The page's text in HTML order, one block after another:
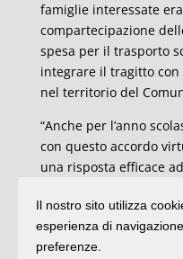
famiglie interessate
compartecipazione
spesa per il trasporto
integrare il tragitto con
nel territorio del
“Anche per l’anno
con questo accordo
una risposta efficace
servizi educativi del
– Un’esigenza
l’aumento del numero
Il nostro sito utilizza
esperienza di
preferenze.